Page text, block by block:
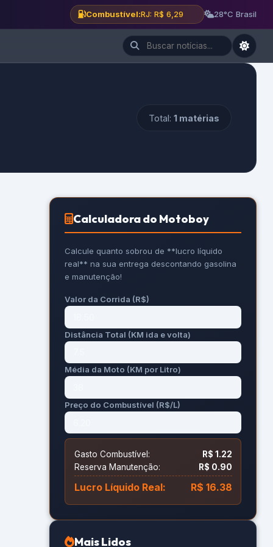
Combustível:RJ: R$ 6,29 28°C Brasil
Total: 1 matérias
Calculadora do Motoboy
Calcule quanto sobrou de **lucro líquido
real** na sua entrega descontando gasolina
e manutenção!
Valor da Corrida (R$)
Distância Total (KM ida e volta)
Média da Moto (KM por Litro)
Preço do Combustível (R$/L)
Gasto Combustível:
R$ 1.22
Reserva Manutenção:
R$ 0.90
Lucro Líquido Real: R$ 16.38
Mais Lidos